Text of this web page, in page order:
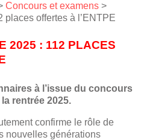
Concours et examens >
places offertes à l’ENTPE
2025 : 112 PLACES
à l’issue du concours
rentrée 2025.
confirme le rôle de
nouvelles générations